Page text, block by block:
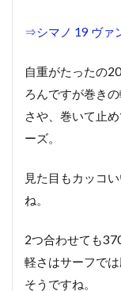
⇒シマノ 19 ヴァ
自重がたったの
ろんですが巻き
さや、巻いて止
ーズ。
見た目もカッコ
ね。
2つ合わせても
軽さはサーフで
そうですね。